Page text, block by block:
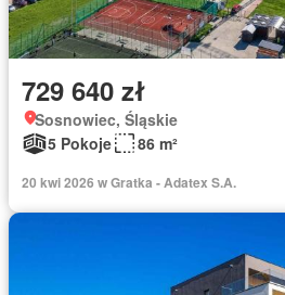
729 640 zł
Sosnowiec, Śląskie
5 Pokoje
86 m²
20 kwi 2026 w Gratka - Adatex S.A.